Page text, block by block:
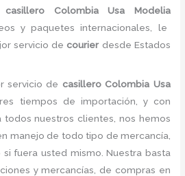
casillero Colombia Usa Modelia
y paquetes internacionales, le
servicio de courier desde Estados
servicio de casillero Colombia Usa
tiempos de importación, y con
todos nuestros clientes, nos hemos
manejo de todo tipo de mercancía,
fuera usted mismo. Nuestra basta
y mercancías, de compras en